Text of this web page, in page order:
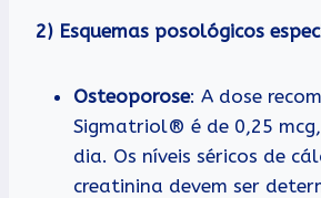
2) Esquemas posológicos
Osteoporose: A dose
Sigmatriol® é de 0,25
dia. Os níveis séricos de
creatinina devem ser